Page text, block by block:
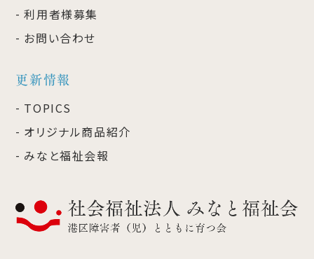
利用者様募集
お問い合わせ
更新情報
TOPICS
オリジナル商品紹介
みなと福祉会報